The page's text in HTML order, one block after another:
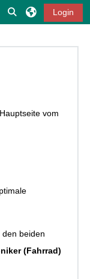
Sucheingabe
Login
vom
den beiden
(Fahrrad)